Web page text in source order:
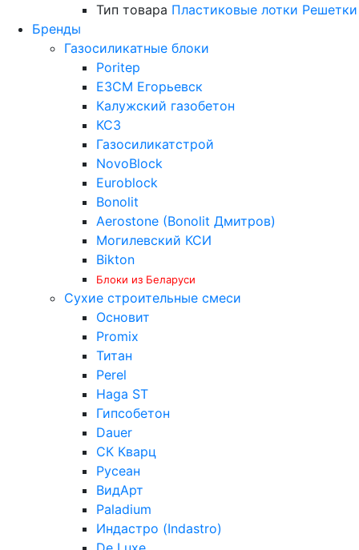
Тип товара Пластиковые лотки Решетки
Бренды
Газосиликатные блоки
Poritep
ЕЗСМ Егорьевск
Калужский газобетон
КСЗ
Газосиликатстрой
NovoBlock
Euroblock
Bonolit
Aerostone (Bonolit Дмитров)
Могилевский КСИ
Bikton
Блоки из Беларуси
Сухие строительные смеси
Основит
Promix
Титан
Perel
Haga ST
Гипсобетон
Dauer
СК Кварц
Русеан
ВидАрт
Paladium
Индастро (Indastro)